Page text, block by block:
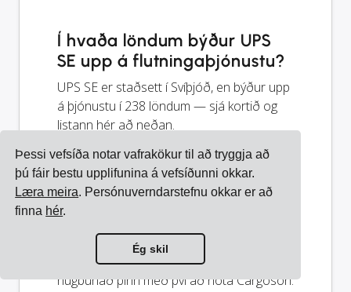
Þessi vefsíða notar vafrakökur til að tryggja að
þú fáir bestu upplifunina á vefsíðunni okkar.
Læra meira. Persónuverndarstefnu okkar er að
finna hér.
Ég skil
Í hvaða löndum býður UPS
SE upp á flutningaþjónustu?
UPS SE er staðsett í Svíþjóð, en býður upp
á þjónustu í 238 löndum — sjá kortið og
listann hér að neðan.
Hvernig á að samþætta
United Parcel Service
Sweden AB við kerfið mitt?
Þú getur samþætt United Parcel Service
Sweden AB við ERP, netverslun eða annan
hugbúnað þinn með því að nota Cargoson.